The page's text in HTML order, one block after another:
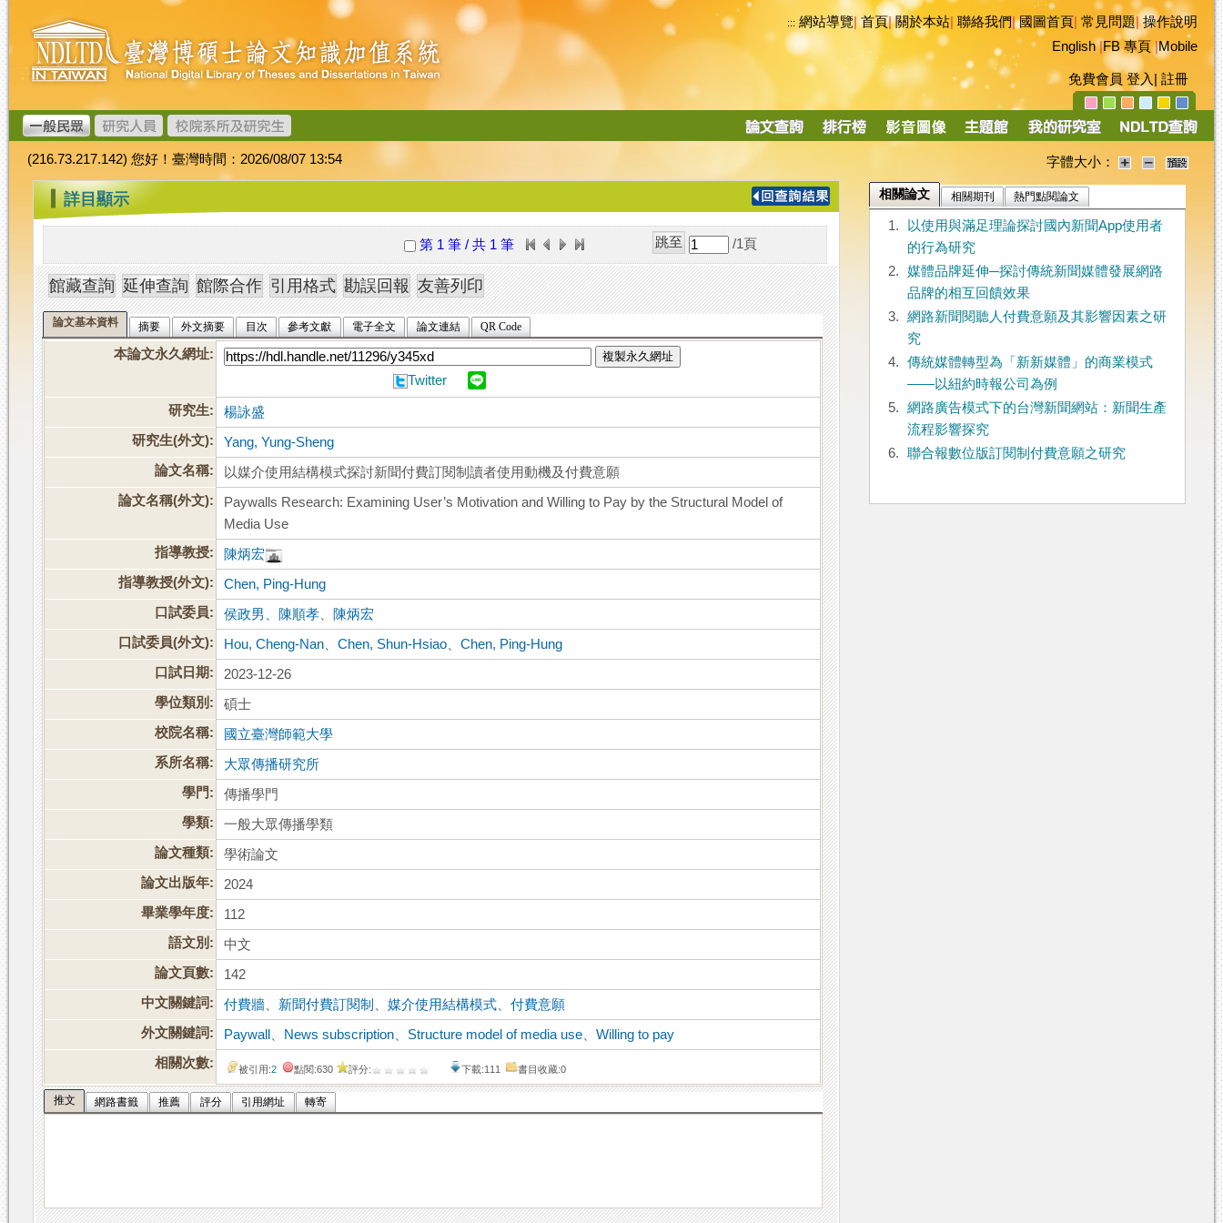
跳
到
主
要
內
容
臺
灣
博
碩
士
論
文
加
值
系
統
::: 網站導覽|首頁|關於本站 聯絡我們|國圖首頁 常見問題|操作說明
English|FB 專頁|Mobile
免費會員 登入 註冊
導
(216.73.217.142) 您好！臺灣時間：2026/08/07 13:54 字體大小：
::: 詳目顯示
第 1 筆 / 共 1 筆 /1 頁
論文基本資料 摘要 外文摘要 目次 參考文獻 電子全文 論文連結 QR Code
本論文永久網址: 複製永久網址
Twitter
研究生:
楊詠盛
研究生(外文):
Yang, Yung-Sheng
論文名稱:
以媒介使用結構模式探討新聞付費訂閱制讀者使用動機及付費意願
論文名稱(外文):
Paywalls Research: Examining User’s Motivation and Willing to Pay by the Structural Model of
Media Use
指導教授:
陳炳宏
指導教授(外文):
Chen, Ping-Hung
口試委員:
侯政男 陳順孝
陳炳宏
口試委員(外文):
Hou, Cheng-Nan 、Chen, Shun-Hsiao 、Chen, Ping-Hung
口試日期:
2023-12-26
學位類別:
碩士
校院名稱:
國立臺灣師範大學
系所名稱:
大眾傳播研究所
學門:
傳播學門
學類:
一般大眾傳播學類
論文種類:
學術論文
論文出版年:
2024
畢業學年度:
112
語文別:
中文
論文頁數:
142
中文關鍵詞:
付費牆 新聞付費訂閱制 、媒介使用結構模式 、付費意願
外文關鍵詞:
Paywall News subscription Structure model of media use 、Willing to pay
相關次數:
被引用:2 點閱:630 評分: 下載:111 書目收藏:0
推文 網路書籤 推薦 評分 引用網址 轉寄
相關論文 相關期刊 熱門點閱論文
1.
以使用與滿足理論探討國內新聞App使用者
的行為研究
2.
媒體品牌延伸─探討傳統新聞媒體發展網路
品牌的相互回饋效果
3.
網路新聞閱聽人付費意願及其影響因素之研
究
4.
傳統媒體轉型為「新新媒體」的商業模式
——以紐約時報公司為例
5.
網路廣告模式下的台灣新聞網站：新聞生產
流程影響探究
6.
聯合報數位版訂閱制付費意願之研究